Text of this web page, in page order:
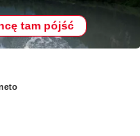
tam pójść